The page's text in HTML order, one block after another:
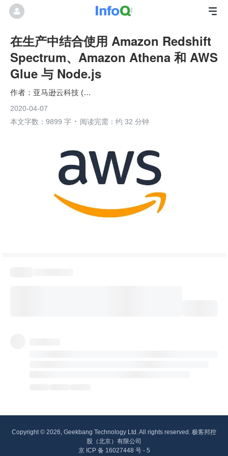
在生产中结合使用 Amazon Redshift
Spectrum、Amazon Athena 和 AWS
Glue 与 Node.js
亚马逊云科技 (Amazon Web Services）
2020-04-07
本文字数：9899 字
阅读完需：约 32 分钟
Copyright © 2026, Geekbang Technology Ltd. All rights reserved. 极客邦控
股（北京）有限公司
京 ICP 备 16027448 号 - 5